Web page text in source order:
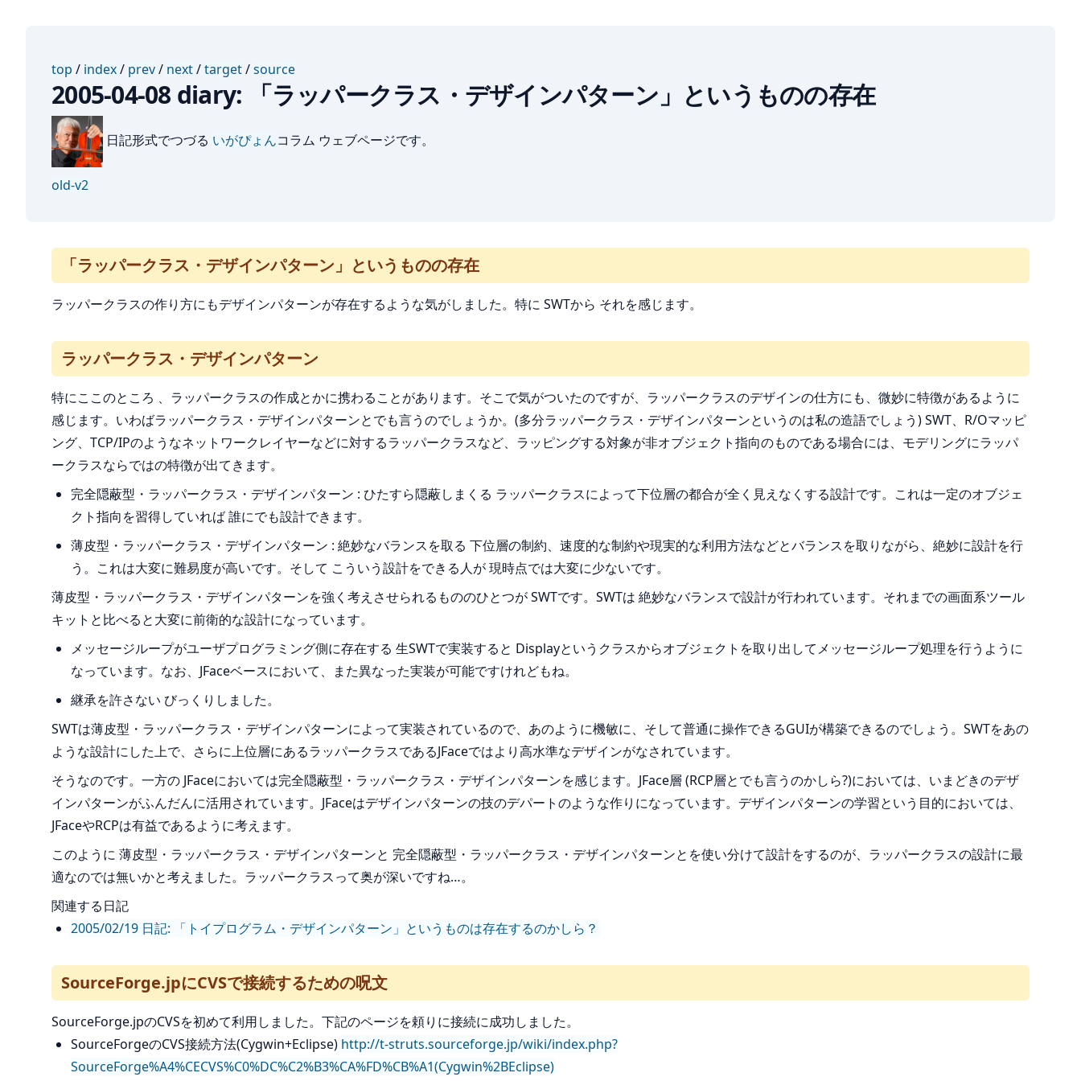
top / index/ prev/ next/target/source
2005-04-08 diary: 「ラッパークラス・デザインパターン」というものの存在
日記形式でつづる いがぴょんコラム ウェブページです。
old-v2
「ラッパークラス・デザインパターン」というものの存在
ラッパークラスの作り方にもデザインパターンが存在するような気がしました。特に SWTから それを感じます。
ラッパークラス・デザインパターン
特にここのところ 、ラッパークラスの作成とかに携わることがあります。そこで気がついたのですが、ラッパークラスのデザインの仕方にも、微妙に特徴があるように
感じます。いわばラッパークラス・デザインパターンとでも言うのでしょうか。(多分ラッパークラス・デザインパターンというのは私の造語でしょう) SWT、R/Oマッピ
ング、TCP/IPのようなネットワークレイヤーなどに対するラッパークラスなど、ラッピングする対象が非オブジェクト指向のものである場合には、モデリングにラッパ
ークラスならではの特徴が出てきます。
完全隠蔽型・ラッパークラス・デザインパターン : ひたすら隠蔽しまくる ラッパークラスによって下位層の都合が全く見えなくする設計です。これは一定のオブジェ
クト指向を習得していれば 誰にでも設計できます。
薄皮型・ラッパークラス・デザインパターン : 絶妙なバランスを取る 下位層の制約、速度的な制約や現実的な利用方法などとバランスを取りながら、絶妙に設計を行
う。これは大変に難易度が高いです。そして こういう設計をできる人が 現時点では大変に少ないです。
薄皮型・ラッパークラス・デザインパターンを強く考えさせられるもののひとつが SWTです。SWTは 絶妙なバランスで設計が行われています。それまでの画面系ツール
キットと比べると大変に前衛的な設計になっています。
メッセージループがユーザプログラミング側に存在する 生SWTで実装すると Displayというクラスからオブジェクトを取り出してメッセージループ処理を行うように
なっています。なお、JFaceベースにおいて、また異なった実装が可能ですけれどもね。
継承を許さない びっくりしました。
SWTは薄皮型・ラッパークラス・デザインパターンによって実装されているので、あのように機敏に、そして普通に操作できるGUIが構築できるのでしょう。SWTをあの
ような設計にした上で、さらに上位層にあるラッパークラスであるJFaceではより高水準なデザインがなされています。
そうなのです。一方の JFaceにおいては完全隠蔽型・ラッパークラス・デザインパターンを感じます。JFace層 (RCP層とでも言うのかしら?)においては、いまどきのデザ
インパターンがふんだんに活用されています。JFaceはデザインパターンの技のデパートのような作りになっています。デザインパターンの学習という目的においては、
JFaceやRCPは有益であるように考えます。
このように 薄皮型・ラッパークラス・デザインパターンと 完全隠蔽型・ラッパークラス・デザインパターンとを使い分けて設計をするのが、ラッパークラスの設計に最
適なのでは無いかと考えました。ラッパークラスって奥が深いですね…。
関連する日記
2005/02/19 日記: 「トイプログラム・デザインパターン」というものは存在するのかしら？
SourceForge.jpにCVSで接続するための呪文
SourceForge.jpのCVSを初めて利用しました。下記のページを頼りに接続に成功しました。
SourceForgeのCVS接続方法(Cygwin+Eclipse) http://t-struts.sourceforge.jp/wiki/index.php?
SourceForge%A4%CECVS%C0%DC%C2%B3%CA%FD%CB%A1(Cygwin%2BEclipse)